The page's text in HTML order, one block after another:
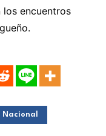
encuentros
Nacional